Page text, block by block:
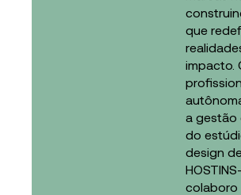
que
impacto.
a gestão
do
design
colaboro